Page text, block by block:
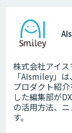
株式会社アイ
「AIsmiley」
プロダクト紹
した編集部が
の活用方法、
す。